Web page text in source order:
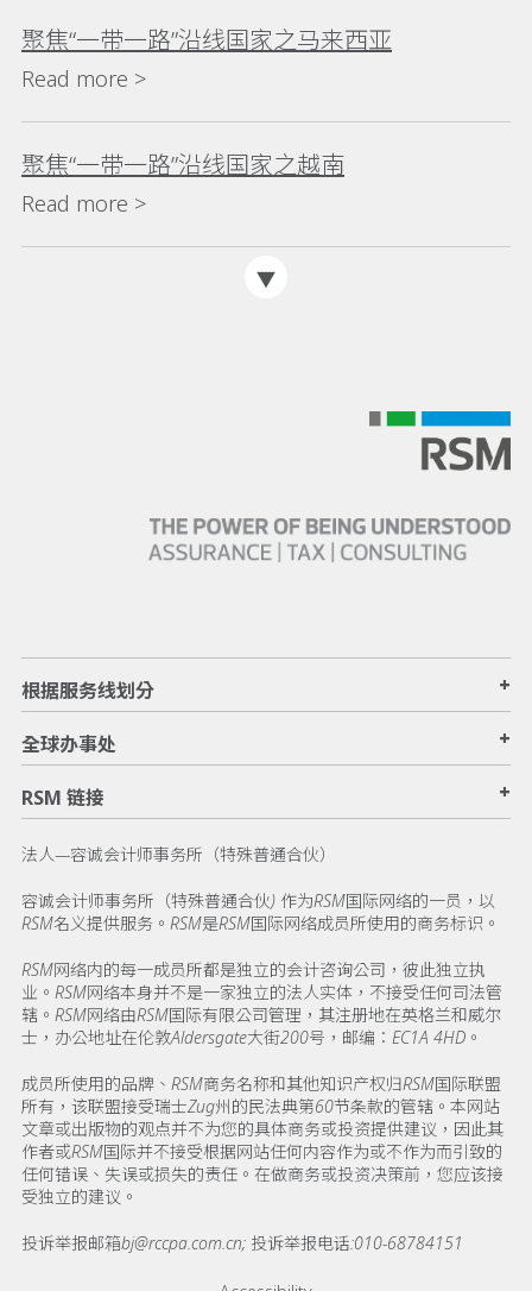
聚焦“一带一路”沿线国家之马来西亚
Read more >
聚焦“一带一路”沿线国家之越南
Read more >
根据服务线划分 +
全球办事处 +
RSM 链接 +
法人—容诚会计师事务所（特殊普通合伙）
容诚会计师事务所（特殊普通合伙) 作为RSM国际网络的一员，以
RSM名义提供服务。RSM是RSM国际网络成员所使用的商务标识。
RSM网络内的每一成员所都是独立的会计咨询公司，彼此独立执
业。RSM网络本身并不是一家独立的法人实体，不接受任何司法管
辖。RSM网络由RSM国际有限公司管理，其注册地在英格兰和威尔
士，办公地址在伦敦Aldersgate大街200号，邮编：EC1A 4HD。
成员所使用的品牌、RSM商务名称和其他知识产权归RSM国际联盟
所有，该联盟接受瑞士Zug州的民法典第60节条款的管辖。本网站
文章或出版物的观点并不为您的具体商务或投资提供建议，因此其
作者或RSM国际并不接受根据网站任何内容作为或不作为而引致的
任何错误、失误或损失的责任。在做商务或投资决策前，您应该接
受独立的建议。
投诉举报邮箱bj@rccpa.com.cn; 投诉举报电话:010-68784151